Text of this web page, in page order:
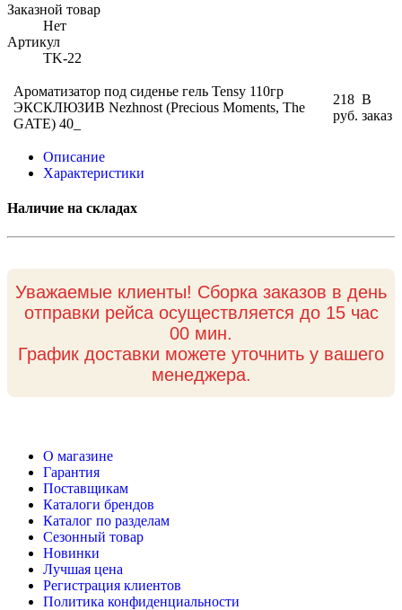
Заказной товар
Нет
Артикул
TK-22
Ароматизатор под сиденье гель Tensy 110гр
ЭКСКЛЮЗИВ Nezhnost (Precious Moments, The
GATE) 40_
218
руб.
В
заказ
Описание
Характеристики
Наличие на складах
Уважаемые клиенты! Сборка заказов в день
отправки рейса осуществляется до 15 час
00 мин.
График доставки можете уточнить у вашего
менеджера.
О магазине
Гарантия
Поставщикам
Каталоги брендов
Каталог по разделам
Сезонный товар
Новинки
Лучшая цена
Регистрация клиентов
Политика конфиденциальности